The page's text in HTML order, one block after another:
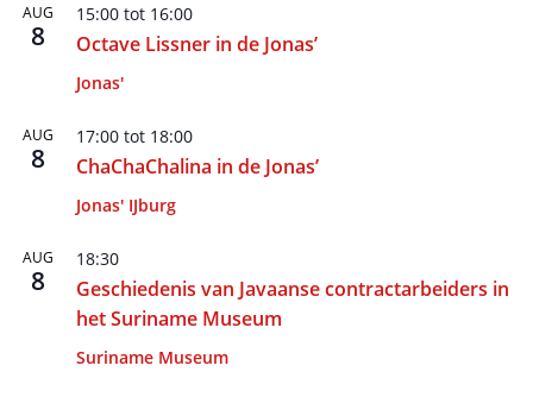
AUG
8
15:00 tot 16:00
Octave Lissner in de Jonas’
Jonas'
AUG
8
17:00 tot 18:00
ChaChaChalina in de Jonas’
Jonas' IJburg
AUG
8
18:30
Geschiedenis van Javaanse contractarbeiders in
het Suriname Museum
Suriname Museum